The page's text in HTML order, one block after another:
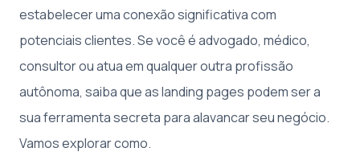
estabelecer uma conexão significativa com
potenciais clientes. Se você é advogado, médico,
consultor ou atua em qualquer outra profissão
autônoma, saiba que as landing pages podem ser a
sua ferramenta secreta para alavancar seu negócio.
Vamos explorar como.